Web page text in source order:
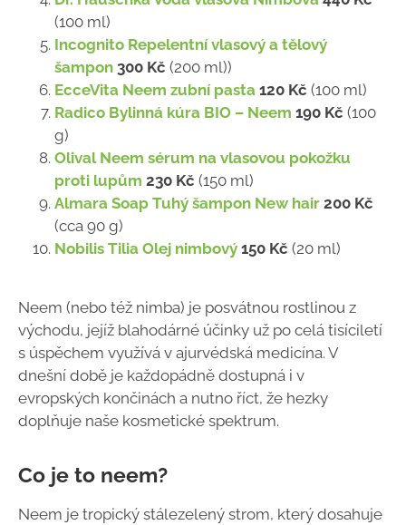
(100 ml)
Incognito Repelentní vlasový a tělový
šampon 300 Kč (200 ml))
EcceVita Neem zubní pasta 120 Kč (100 ml)
Radico Bylinná kúra BIO – Neem 190 Kč (100
g)
Olival Neem sérum na vlasovou pokožku
proti lupům 230 Kč (150 ml)
Almara Soap Tuhý šampon New hair 200 Kč
(cca 90 g)
Nobilis Tilia Olej nimbový 150 Kč (20 ml)
Neem (nebo též nimba) je posvátnou rostlinou z
východu, jejíž blahodárné účinky už po celá tisíciletí
s úspěchem využívá v ajurvédská medicína. V
dnešní době je každopádně dostupná i v
evropských končinách a nutno říct, že hezky
doplňuje naše kosmetické spektrum.
Co je to neem?
Neem je tropický stálezelený strom, který dosahuje